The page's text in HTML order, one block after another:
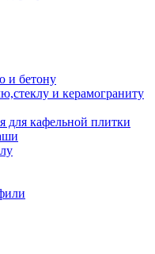
и бетону
и керамограниту
для кафельной плитки